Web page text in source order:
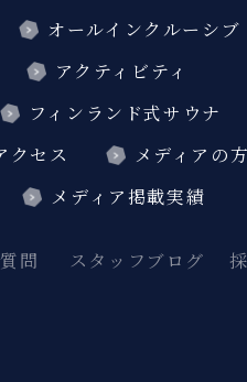
オールインクルーシブ
アクティビティ
フィンランド式サウナ
クセス
メディアの
メディア掲載実績
問 スタッフブログ